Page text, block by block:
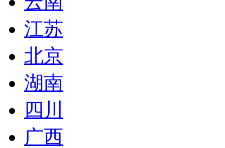
江苏
北京
湖南
四川
广西